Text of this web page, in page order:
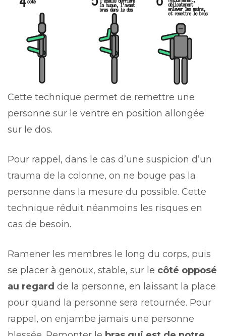
Cette technique permet de remettre une
personne sur le ventre en position allongée
sur le dos.
Pour rappel, dans le cas d’une suspicion d’un
trauma de la colonne, on ne bouge pas la
personne dans la mesure du possible. Cette
technique réduit néanmoins les risques en
cas de besoin.
Ramener les membres le long du corps, puis
se placer à genoux, stable, sur le côté opposé
au regard de la personne, en laissant la place
pour quand la personne sera retournée. Pour
rappel, on enjambe jamais une personne